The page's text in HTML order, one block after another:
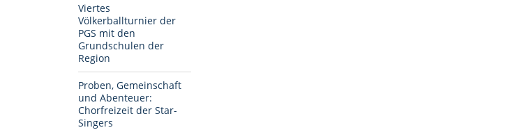
Viertes
Völkerballturnier der
PGS mit den
Grundschulen der
Region
Proben, Gemeinschaft
und Abenteuer:
Chorfreizeit der Star-
Singers